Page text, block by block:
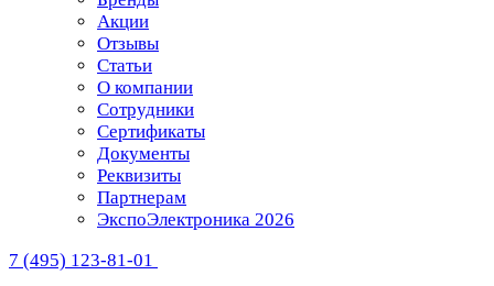
Акции
Отзывы
Статьи
О компании
Сотрудники
Сертификаты
Документы
Реквизиты
Партнерам
ЭкспоЭлектроника 2026
7 (495) 123-81-01